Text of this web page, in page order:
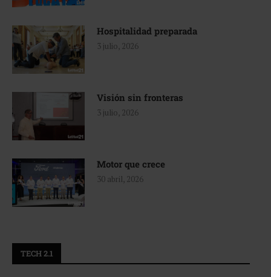
Hospitalidad preparada
3 julio, 2026
Visión sin fronteras
3 julio, 2026
Motor que crece
30 abril, 2026
TECH 2.1